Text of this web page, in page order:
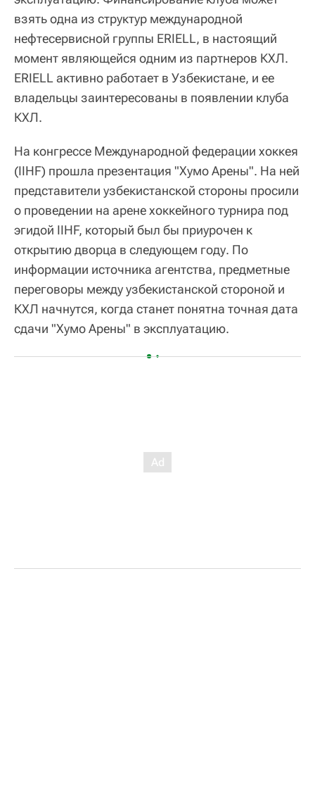
взять одна из структур международной
нефтесервисной группы ERIELL, в настоящий
момент являющейся одним из партнеров КХЛ.
ERIELL активно работает в Узбекистане, и ее
владельцы заинтересованы в появлении клуба
КХЛ.
На конгрессе Международной федерации хоккея
(IIHF) прошла презентация "Хумо Арены". На ней
представители узбекистанской стороны просили
о проведении на арене хоккейного турнира под
эгидой IIHF, который был бы приурочен к
открытию дворца в следующем году. По
информации источника агентства, предметные
переговоры между узбекистанской стороной и
КХЛ начнутся, когда станет понятна точная дата
сдачи "Хумо Арены" в эксплуатацию.